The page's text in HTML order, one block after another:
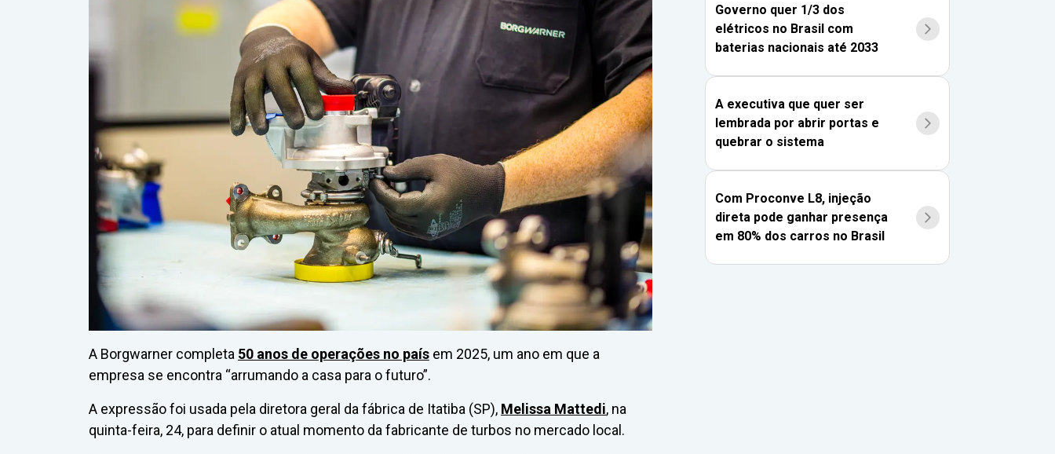
A Borgwarner completa 50 anos de operações no país em 2025, um ano em que a
empresa se encontra “arrumando a casa para o futuro”.
A expressão foi usada pela diretora geral da fábrica de Itatiba (SP), Melissa Mattedi, na
quinta-feira, 24, para definir o atual momento da fabricante de turbos no mercado local.
Governo quer 1/3 dos
elétricos no Brasil com
baterias nacionais até 2033
A executiva que quer ser
lembrada por abrir portas e
quebrar o sistema
Com Proconve L8, injeção
direta pode ganhar presença
em 80% dos carros no Brasil